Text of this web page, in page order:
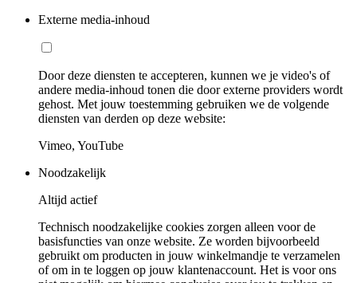
Externe media-inhoud
Door deze diensten te accepteren, kunnen we je video's of
andere media-inhoud tonen die door externe providers wordt
gehost. Met jouw toestemming gebruiken we de volgende
diensten van derden op deze website:
Vimeo, YouTube
Noodzakelijk
Altijd actief
Technisch noodzakelijke cookies zorgen alleen voor de
basisfuncties van onze website. Ze worden bijvoorbeeld
gebruikt om producten in jouw winkelmandje te verzamelen
of om in te loggen op jouw klantenaccount. Het is voor ons